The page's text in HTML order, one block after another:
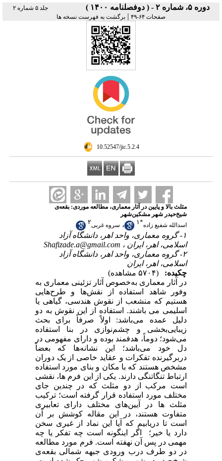
دوره ۵، شماره ۲ - ( دوفصلنامه ۱۴۰۰ )
جلد ۵ شماره ۲
صفحات ۶۴-۴۹
| برگشت به فهرست نسخه ها
‎ 10.52547/jic.5.2.4
مثلث بالا و پایین در آثار معماری، مطالعه موردی: بقعه‌ی
شیخ‌حیدر شهر مشکین‌شهر
اسدالله شفیع زاده*۱ ، سروه غربی۲
۱- گروه معماری، واحد اهر، دانشگاه آزاد
اسلامی، اهر، ایران ، Shafizade.a@gmail.com
۲- گروه معماری، واحد اهر، دانشگاه آزاد
اسلامی، اهر، ایران
چکیده:
(۵۷۰۴ مشاهده)
در آثار معماری به‌خصوص آثار تزئینی معماری به
وفور شاهد استفاده از نقش‌ها و طرح‌هایی
هستیم که منشعب از نقوش هندسی، گیاهی یا
اسلیمی می باشند. استفاده از این نقوش به دو
دلیل عمده می‌باشد: اولاً صرفاً برای بحث
زیبایی‌بخشی و چشم‌نوازی در بنا استفاده
می‌شود؛ دوماً، هدفمند بوده و دارای مفهومی در
دل خود می‌باشد؛ این نشانه‌ها که بعضاً
دربر‌گیرنده تفکرات و عقاید خاصی از یک دوران
مشخص هستند که با مکان و بنای مورد استفاده
ارتباط تنگاتنگی دارند. یکی از این فرم ها، نقشی
است مرکب از دو مثلث که در چندین جای
مختلف مورد استفاده قرار گرفته است؛ ترکیب
مثلث ها در آیین‌های مختلف دارای تعابیری
متفاوت هستند، در این مقاله کوشش بر آن
است تا دریابیم که آیا این نماد از غیری سخن
دارد یا خیر؛ اگر اینگونه است چه تفکر یا چه
مهمی در پس آن نهفته است. فرم مورد مطالعه
در دو طرف درب ورودی جبهه شمالی بقعه‌ی